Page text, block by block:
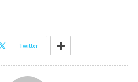
Twitter